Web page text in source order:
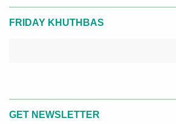
FRIDAY KHUTHBAS
GET NEWSLETTER